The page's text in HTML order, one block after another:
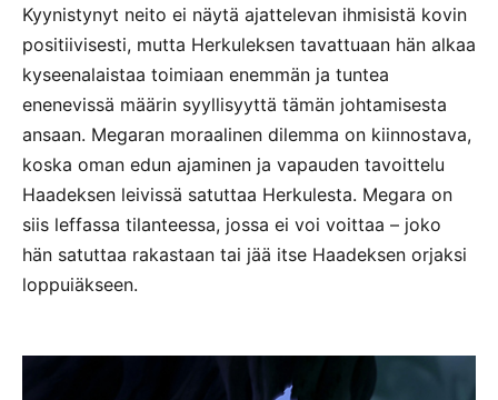
Kyynistynyt neito ei näytä ajattelevan ihmisistä kovin
positiivisesti, mutta Herkuleksen tavattuaan hän alkaa
kyseenalaistaa toimiaan enemmän ja tuntea
enenevissä määrin syyllisyyttä tämän johtamisesta
ansaan. Megaran moraalinen dilemma on kiinnostava,
koska oman edun ajaminen ja vapauden tavoittelu
Haadeksen leivissä satuttaa Herkulesta. Megara on
siis leffassa tilanteessa, jossa ei voi voittaa – joko
hän satuttaa rakastaan tai jää itse Haadeksen orjaksi
loppuiäkseen.